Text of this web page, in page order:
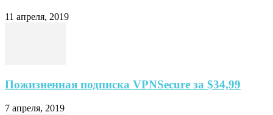
11 апреля, 2019
Пожизненная подписка VPNSecure за $34,99
7 апреля, 2019